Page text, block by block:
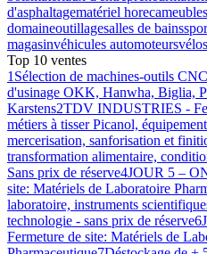
d'asphaltagematériel horecameubles
domaineoutillagesalles de bains
magasinvéhicules automoteursvélos
Top 10 ventes
1 Sélection de machines-outils
d'usinage OKK, Hanwha, Biglia,
Karstens2TDV INDUSTRIES -
métiers à tisser Picanol,
mercerisation, sanforisation et
transformation alimentaire,
Sans prix de réserve4JOUR 5 –
site: Matériels de Laboratoire
laboratoire, instruments
technologie - sans prix de réserve6
Fermeture de site: Matériels de